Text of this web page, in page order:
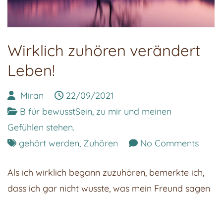
Wirklich zuhören verändert
Leben!
Miran
22/09/2021
B für bewusstSein, zu mir und meinen
Gefühlen stehen.
gehört werden, Zuhören No Commentson
Als ich wirklich begann zuzuhören, bemerkte ich,
dass ich gar nicht wusste, was mein Freund sagen